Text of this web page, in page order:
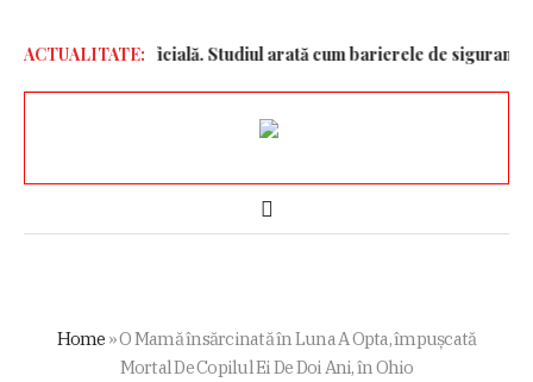
ACTUALITATE:Artificială. Studiul arată cum barierele de siguranță
Home »O Mamă însărcinată în Luna A Opta, împușcată
Mortal De Copilul Ei De Doi Ani, în Ohio